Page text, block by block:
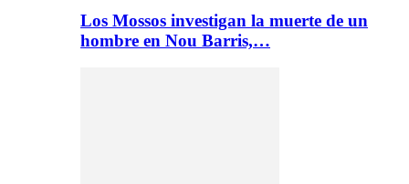
Los Mossos investigan la muerte de un
hombre en Nou Barris,…